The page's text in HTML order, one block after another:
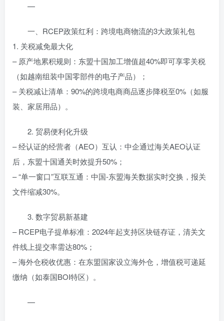
—
一、RCEP政策红利：跨境电商物流的3大政策礼包
1. 关税减免最大化
– 原产地累积规则：东盟十国加工增值超40%即可享零关税
（如越南组装中国零部件的电子产品）；
– 关税减让清单：90%的跨境电商商品逐步降税至0%（如服
装、家居用品）。
2. 贸易便利化升级
– 经认证的经营者（AEO）互认：中企通过海关AEO认证
后，东盟十国通关时效提升50%；
– “单一窗口”互联互通：中国-东盟海关数据实时交换，报关
文件缩减30%。
3. 数字贸易新基建
– RCEP电子提单标准：2024年起支持区块链存证，清关文
件线上提交率需达80%；
– 海外仓税收优惠：在东盟国家设立海外仓，增值税可递延
缴纳（如泰国BOI特区）。
—